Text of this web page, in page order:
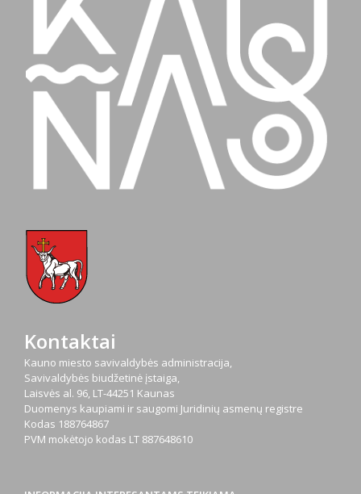
Kontaktai
Kauno miesto savivaldybės administracija,
Savivaldybės biudžetinė įstaiga,
Laisvės al. 96, LT-44251 Kaunas
Duomenys kaupiami ir saugomi Juridinių asmenų registre
Kodas 188764867
PVM mokėtojo kodas LT 887648610